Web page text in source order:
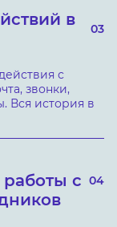
в
03
с
звонки,
Вся история в
с 04